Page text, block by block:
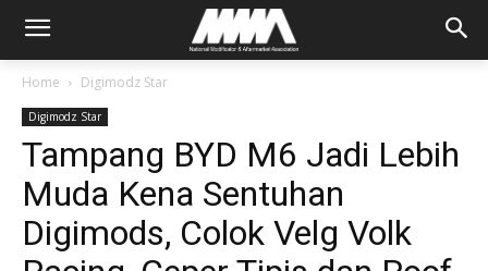
Home Digimodz Star
Digimodz Star
Tampang BYD M6 Jadi Lebih
Muda Kena Sentuhan
Digimods, Colok Velg Volk